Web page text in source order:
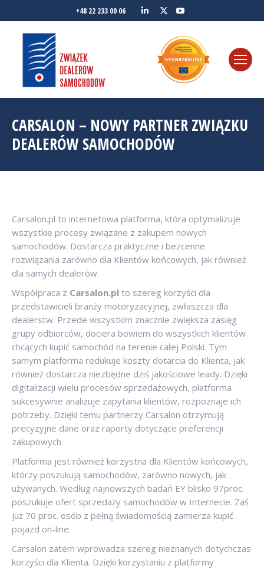
+48 22 233 00 06
Linkedin
Twitter
CARSALON – NOWY PARTNER ZWIĄZKU
DEALERÓW SAMOCHODÓW
Carsalon.pl to internetowa platforma, która optymalizuje
wszystkie procesy związane z zakupem nowych
samochodów. Dostarcza praktyczne i bezcenne
rozwiązania zarówno dla Klientów końcowych, jak również
dla samych dealerów.
Współpraca z Carsalon.pl to szereg korzyści dla
przedstawicieli branży motoryzacyjnej, zwłaszcza dla
dealerstw. Przede wszystkim znacznie zwiększa zasięg
grupy odbiorców, dociera bowiem do wszystkich klientów
chcących kupić samochód na terenie całej Polski. Tym
samym platforma redukuje koszty dotarcia do Klienta, jak
również dostarcza niezbędne dziś jakościowe leady. Dzięki
digitalizacji wielu procesów sprzedażowych, platforma
sukcesywnie analizuje zapytania klientów, rozpoznaje ich
potrzeby. Dzięki temu partnerzy Carsalon otrzymują
precyzyjne dane oraz raporty dotyczące preferencji
zakupowych.
Platforma jest również korzystna dla Klientów końcowych,
którzy poszukują samochodów, zarówno nowych, jak
używanych. Według najnowszych badań EY blisko 97proc.
poszukuje ofert sprzedaży samochodów w Internecie. Zaś
już 70 proc. osób z pełną świadomością zamierza kupić
pojazd on-line.
Carsalon zatem wprowadza szereg nieznanych dotychczas
korzyści dla Klienta. Dzięki korzystaniu z platformy